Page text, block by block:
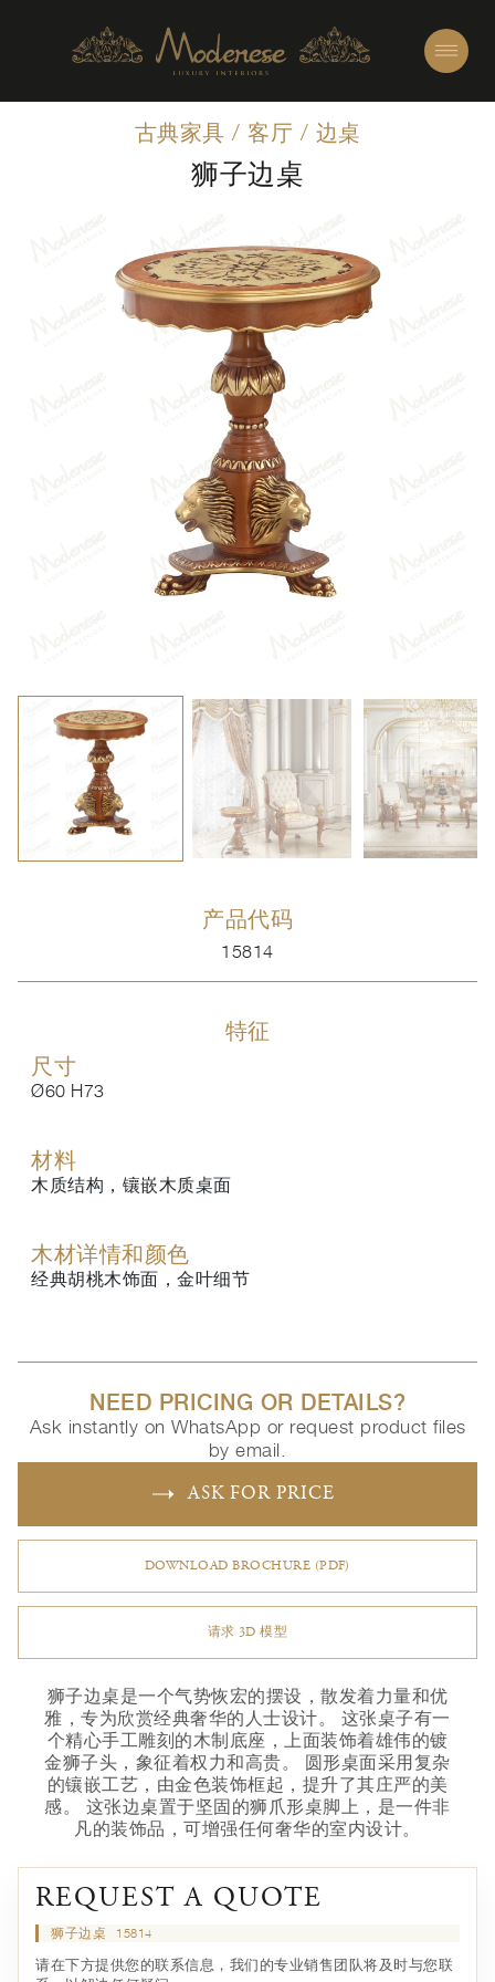
古典家具 / 客厅 / 边桌
狮子边桌
产品代码
15814
特征
尺寸
Ø60 H73
材料
木质结构，镶嵌木质桌面
木材详情和颜色
经典胡桃木饰面，金叶细节
NEED PRICING OR DETAILS?
Ask instantly on WhatsApp or request product files
by email.
ASK FOR PRICE
DOWNLOAD BROCHURE (PDF)
请求 3D 模型
狮子边桌是一个气势恢宏的摆设，散发着力量和优
雅，专为欣赏经典奢华的人士设计。 这张桌子有一
个精心手工雕刻的木制底座，上面装饰着雄伟的镀
金狮子头，象征着权力和高贵。 圆形桌面采用复杂
的镶嵌工艺，由金色装饰框起，提升了其庄严的美
感。 这张边桌置于坚固的狮爪形桌脚上，是一件非
凡的装饰品，可增强任何奢华的室内设计。
REQUEST A QUOTE
狮子边桌 15814
请在下方提供您的联系信息，我们的专业销售团队将及时与您联